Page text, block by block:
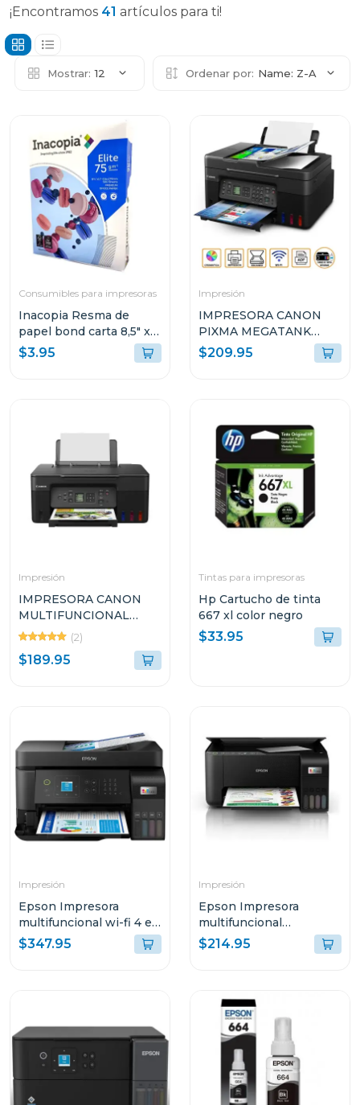
¡Encontramos 41 artículos para ti!
Mostrar: 12 Ordenar por: Name: Z-A
Consumibles para impresoras
Inacopia Resma de
papel bond carta 8,5" x
11" elite 75 500 hojas 20
lb
$3.95
Impresión
IMPRESORA CANON
PIXMA MEGATANK
INALÁMBRICA
MULTIFUNCIONAL G417
$209.95
Impresión
IMPRESORA CANON
MULTIFUNCIONAL
INALÁMBRICA DE
TANQUES DE TINTA
INTEGRADOS G317
(2)
$189.95
Tintas para impresoras
Hp Cartucho de tinta
667 xl color negro
$33.95
Impresión
Epson Impresora
multifuncional wi-fi 4 en
1 de alto desempeño
eco tank l5590 c11ck57
$347.95
Impresión
Epson Impresora
multifuncional
inalambrica ecotank
3250
$214.95